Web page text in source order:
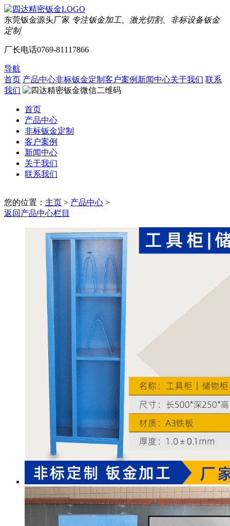
东莞钣金源头厂家 专注钣金加工、激光切割、非标设备钣金
定制
厂长电话0769-81117866
导航
首页 产品中心非标钣金定制 客户案例 新闻中心关于我们 联系
我们
首页
产品中心
非标钣金定制
客户案例
新闻中心
关于我们
联系我们
您的位置： 主页 > 产品中心 >
返回产品中心栏目